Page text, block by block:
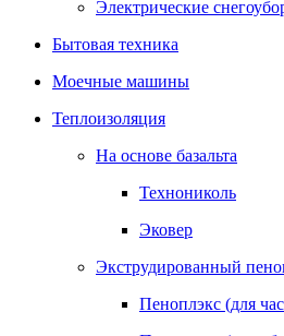
Электрические
Бытовая техника
Моечные машины
Теплоизоляция
На основе базальта
Технониколь
Эковер
Экструдированный
Пеноплэкс (для